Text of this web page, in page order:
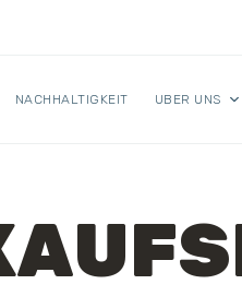
NACHHALTIGKEIT UBER UNS